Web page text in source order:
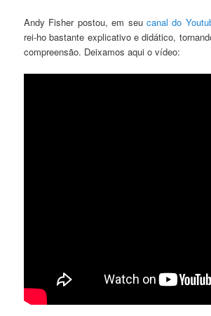
Andy Fisher postou, em seu canal do
rei-ho bastante explicativo e didático,
compreensão. Deixamos aqui o vídeo: